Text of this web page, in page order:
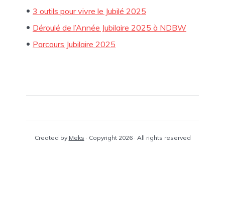
3 outils pour vivre le Jubilé 2025
Déroulé de l’Année Jubilaire 2025 à NDBW
Parcours Jubilaire 2025
Created by Meks · Copyright 2026 · All rights reserved